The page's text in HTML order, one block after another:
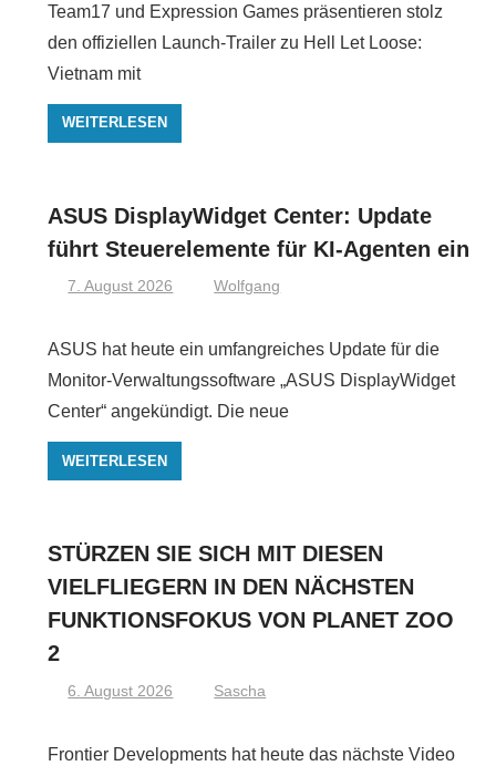
Team17 und Expression Games präsentieren stolz
den offiziellen Launch-Trailer zu Hell Let Loose:
Vietnam mit
WEITERLESEN
ASUS DisplayWidget Center: Update
führt Steuerelemente für KI-Agenten ein
7. August 2026 Wolfgang
ASUS hat heute ein umfangreiches Update für die
Monitor-Verwaltungssoftware „ASUS DisplayWidget
Center“ angekündigt. Die neue
WEITERLESEN
STÜRZEN SIE SICH MIT DIESEN
VIELFLIEGERN IN DEN NÄCHSTEN
FUNKTIONSFOKUS VON PLANET ZOO
2
6. August 2026 Sascha
Frontier Developments hat heute das nächste Video